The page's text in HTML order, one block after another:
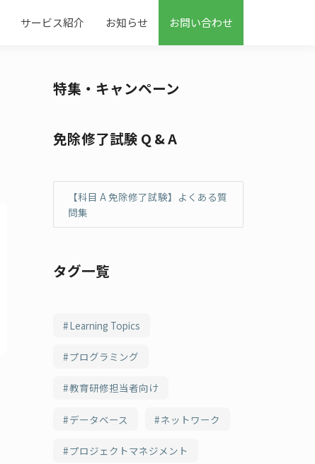
サービス紹介 お知らせ お問い合わせ
特集・キャンペーン
免除修了試験 Q & A
【科目 A 免除修了試験】よくある質
問集
タグ一覧
Learning Topics
プログラミング
教育研修担当者向け
データベース ネットワーク
プロジェクトマネジメント